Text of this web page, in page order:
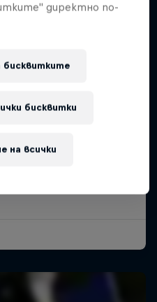
директно по-
бисквитките
на всички
бисквитки